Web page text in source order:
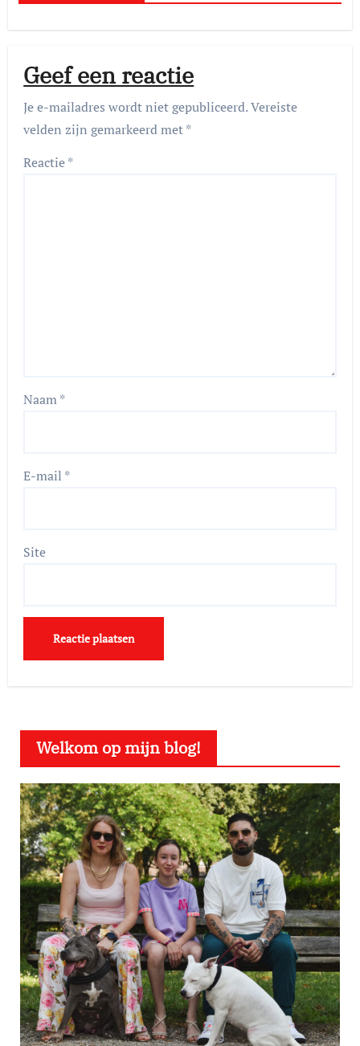
Geef een reactie
Je e-mailadres wordt niet gepubliceerd.Vereiste
velden zijn gemarkeerd met*
Reactie*
Naam*
E-mail *
Site
Welkom op mijn blog!